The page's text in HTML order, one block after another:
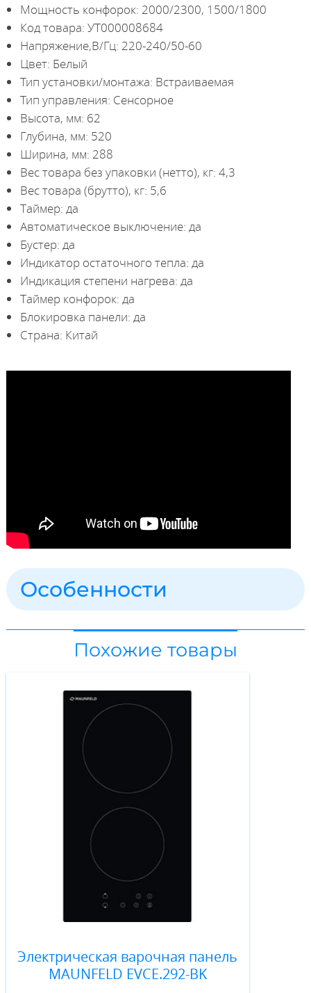
Мощность конфорок: 2000/2300, 1500/1800
Код товара: УТ000008684
Напряжение,В/Гц: 220-240/50-60
Цвет: Белый
Тип установки/монтажа: Встраиваемая
Тип управления: Сенсорное
Высота, мм: 62
Глубина, мм: 520
Ширина, мм: 288
Вес товара без упаковки (нетто), кг: 4,3
Вес товара (брутто), кг: 5,6
Таймер: да
Автоматическое выключение: да
Бустер: да
Индикатор остаточного тепла: да
Индикация степени нагрева: да
Таймер конфорок: да
Блокировка панели: да
Страна: Китай
Особенности
Похожие товары
Электрическая варочная панель
MAUNFELD EVCE.292-BK